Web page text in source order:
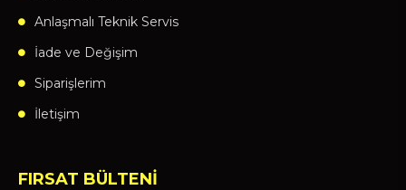
Anlaşmalı Teknik Servis
İade ve Değişim
Siparişlerim
İletişim
FIRSAT BÜLTENİ